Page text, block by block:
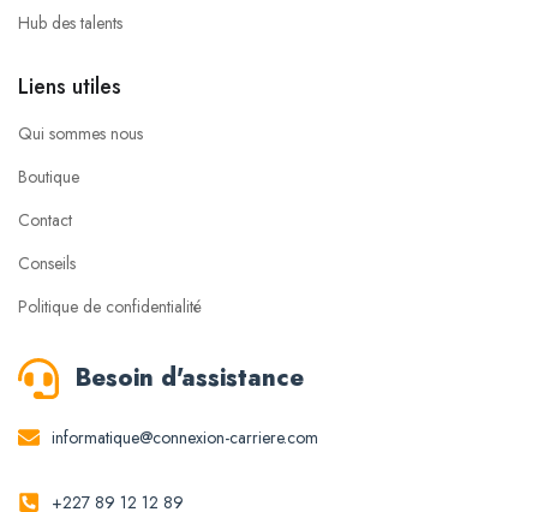
Hub des talents
Liens utiles
Qui sommes nous
Boutique
Contact
Conseils
Politique de confidentialité
Besoin d'assistance
informatique@connexion-carriere.com
+227 89 12 12 89